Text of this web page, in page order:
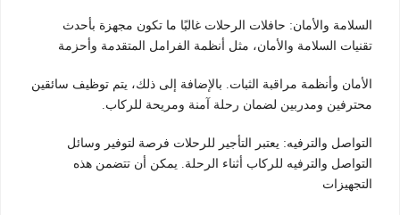
السلامة والأمان: حافلات الرحلات غالبًا ما تكون مجهزة بأحدث
تقنيات السلامة والأمان، مثل أنظمة الفرامل المتقدمة وأحزمة
الأمان وأنظمة مراقبة الثبات. بالإضافة إلى ذلك، يتم توظيف سائقين
محترفين ومدربين لضمان رحلة آمنة ومريحة للركاب.
التواصل والترفيه: يعتبر التأجير للرحلات فرصة لتوفير وسائل
التواصل والترفيه للركاب أثناء الرحلة. يمكن أن تتضمن هذه
التجهيزات